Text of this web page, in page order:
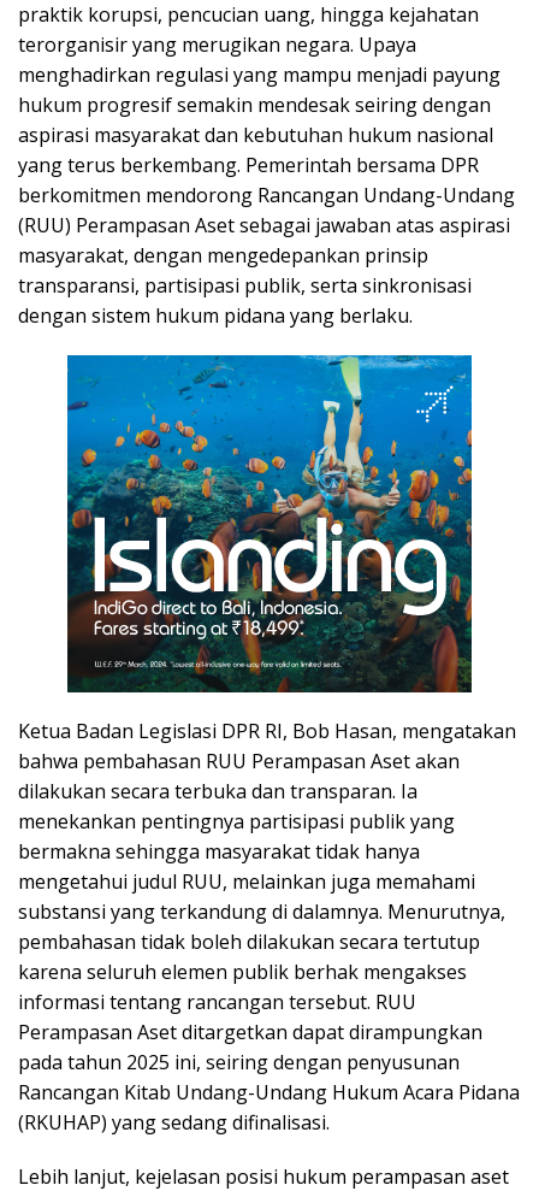
praktik korupsi, pencucian uang, hingga kejahatan
terorganisir yang merugikan negara. Upaya
menghadirkan regulasi yang mampu menjadi payung
hukum progresif semakin mendesak seiring dengan
aspirasi masyarakat dan kebutuhan hukum nasional
yang terus berkembang. Pemerintah bersama DPR
berkomitmen mendorong Rancangan Undang-Undang
(RUU) Perampasan Aset sebagai jawaban atas aspirasi
masyarakat, dengan mengedepankan prinsip
transparansi, partisipasi publik, serta sinkronisasi
dengan sistem hukum pidana yang berlaku.
Ketua Badan Legislasi DPR RI, Bob Hasan, mengatakan
bahwa pembahasan RUU Perampasan Aset akan
dilakukan secara terbuka dan transparan. Ia
menekankan pentingnya partisipasi publik yang
bermakna sehingga masyarakat tidak hanya
mengetahui judul RUU, melainkan juga memahami
substansi yang terkandung di dalamnya. Menurutnya,
pembahasan tidak boleh dilakukan secara tertutup
karena seluruh elemen publik berhak mengakses
informasi tentang rancangan tersebut. RUU
Perampasan Aset ditargetkan dapat dirampungkan
pada tahun 2025 ini, seiring dengan penyusunan
Rancangan Kitab Undang-Undang Hukum Acara Pidana
(RKUHAP) yang sedang difinalisasi.
Lebih lanjut, kejelasan posisi hukum perampasan aset